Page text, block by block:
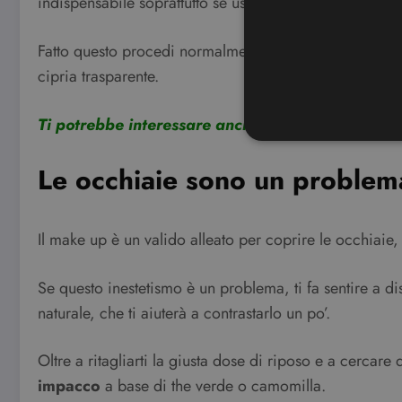
Fatto questo procedi normalmente con il tuo
cipria trasparente.
Ti potrebbe interessare anche: Trucchi per
Le occhiaie sono un
Il make up è un valido alleato per coprire le
Se questo inestetismo è un problema, ti fa sentire a
naturale, che ti aiuterà a contrastarlo un po’.
Oltre a ritagliarti la giusta dose di riposo e a
impacco a base di the verde o camomilla.
Nome
CookieScriptConsent